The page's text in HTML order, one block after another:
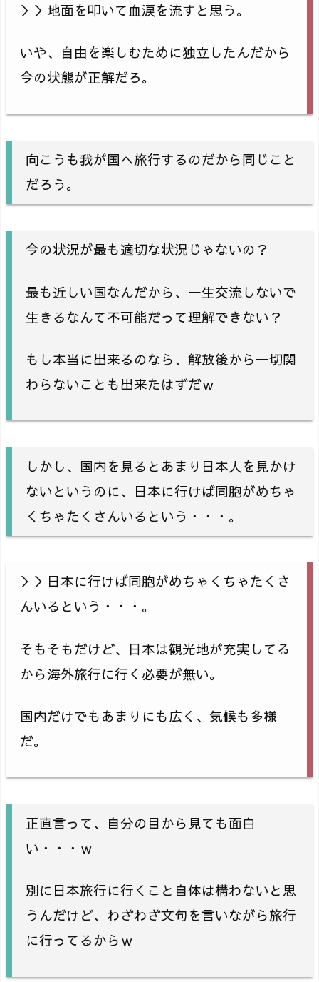
＞＞地面を叩いて血涙を流すと思う。
いや、自由を楽しむために独立したんだから
今の状態が正解だろ。
向こうも我が国へ旅行するのだから同じこと
だろう。
今の状況が最も適切な状況じゃないの？
最も近しい国なんだから、一生交流しないで
生きるなんて不可能だって理解できない？
もし本当に出来るのなら、解放後から一切関
わらないことも出来たはずだｗ
しかし、国内を見るとあまり日本人を見かけ
ないというのに、日本に行けば同胞がめちゃ
くちゃたくさんいるという・・・。
＞＞日本に行けば同胞がめちゃくちゃたくさ
んいるという・・・。
そもそもだけど、日本は観光地が充実してる
から海外旅行に行く必要が無い。
国内だけでもあまりにも広く、気候も多様
だ。
正直言って、自分の目から見ても面白
い・・・ｗ
別に日本旅行に行くこと自体は構わないと思
うんだけど、わざわざ文句を言いながら旅行
に行ってるからｗ